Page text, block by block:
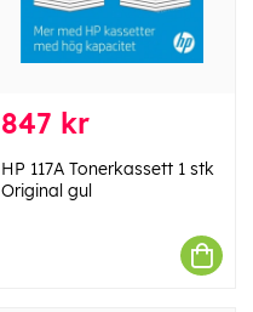
847 kr
HP 117A Tonerkassett 1 stk
Original gul